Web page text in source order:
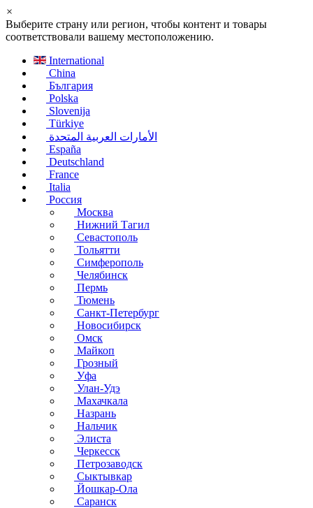
×
Выберите страну или регион, чтобы контент и товары
соответствовали вашему местоположению.
International
China
България
Polska
Slovenija
Türkiye
الأمارات العربية المتحدة
España
Deutschland
France
Italia
Россия
Москва
Нижний Тагил
Севастополь
Тольятти
Симферополь
Челябинск
Пермь
Тюмень
Санкт-Петербург
Новосибирск
Омск
Майкоп
Грозный
Уфа
Улан-Удэ
Махачкала
Назрань
Нальчик
Элиста
Черкесск
Петрозаводск
Сыктывкар
Йошкар-Ола
Саранск